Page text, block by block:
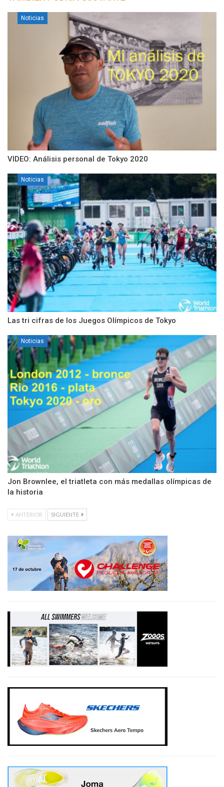
Noticias
VIDEO: Análisis personal de Tokyo 2020
Noticias
Las tri cifras de los Juegos Olímpicos de Tokyo
Noticias
Jon Brownlee, el triatleta con más medallas olímpicas de
la historia
ANTERIOR SIGUIENTE